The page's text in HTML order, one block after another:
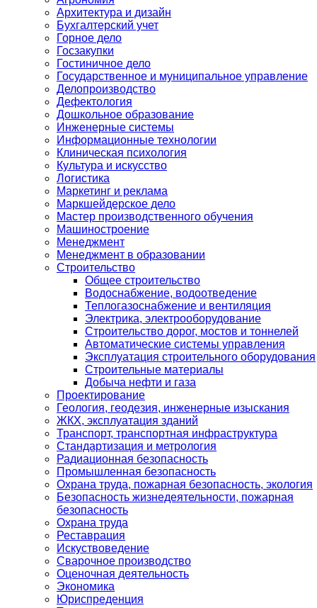
Архитектура и дизайн
Бухгалтерский учет
Горное дело
Госзакупки
Гостиничное дело
Государственное и муниципальное управление
Делопроизводство
Дефектология
Дошкольное образование
Инженерные системы
Информационные технологии
Клиническая психология
Культура и искусство
Логистика
Маркетинг и реклама
Маркшейдерское дело
Мастер производственного обучения
Машиностроение
Менеджмент
Менеджмент в образовании
Строительство
Общее строительство
Водоснабжение, водоотведение
Теплогазоснабжение и вентиляция
Электрика, электрооборудование
Строительство дорог, мостов и тоннелей
Автоматические системы управления
Эксплуатация строительного оборудования
Строительные материалы
Добыча нефти и газа
Проектирование
Геология, геодезия, инженерные изыскания
ЖКХ, эксплуатация зданий
Транспорт, транспортная инфраструктура
Стандартизация и метрология
Радиационная безопасность
Промышленная безопасность
Охрана труда, пожарная безопасность, экология
Безопасность жизнедеятельности, пожарная
безопасность
Охрана труда
Реставрация
Искуствоведение
Сварочное производство
Оценочная деятельность
Экономика
Юриспреденция